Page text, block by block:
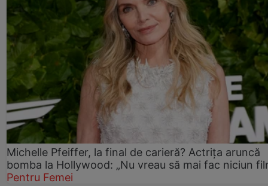
Michelle Pfeiffer, la final de carieră? Actrița aruncă
bomba la Hollywood: „Nu vreau să mai fac niciun
Pentru Femei